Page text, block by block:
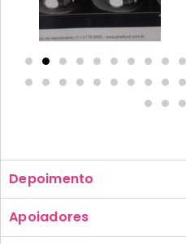
Depoimento
Apoiadores